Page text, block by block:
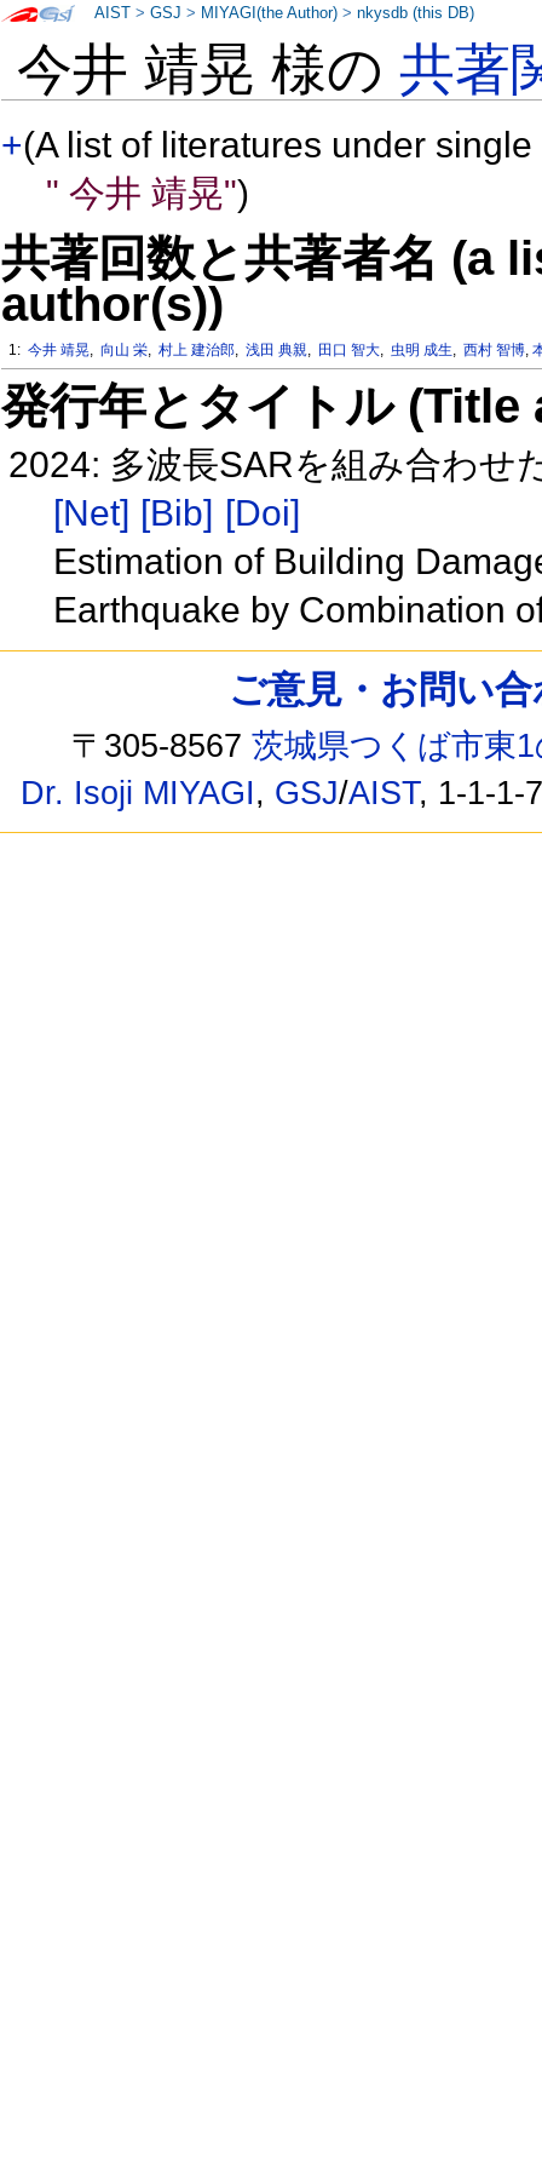
今井 靖晃 様の共著
+(A list of literatures under
" 今井 靖晃")
共著回数と共著者名 (a
author(s))
1: 今井 靖晃, 向山 栄, 村上 建治郎, 浅田 典親, 田口 智大, 虫明 成生, 西村 智博,
発行年とタイトル
2024: 多波長SARを組み合わせ
[Net] [Bib] [Doi]
Estimation of Building
Earthquake by Combination
AIST >GSJ > MIYAGI(the Author) >nkysdb (this DB)
ご意見・お問い
〒305-8567茨城県つくば市東
Dr. Isoji MIYAGI, GSJ/AIST, 1-1-1-